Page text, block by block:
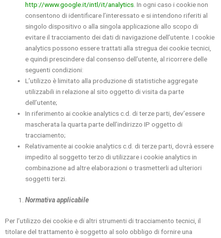
http://www.google.it/intl/it/analytics . In ogni caso i cookie non
consentono di identificare l’interessato e si intendono riferiti al
singolo dispositivo o alla singola applicazione allo scopo di
evitare il tracciamento dei dati di navigazione dell’utente. I cookie
analytics possono essere trattati alla stregua dei cookie tecnici,
e quindi prescindere dal consenso dell’utente, al ricorrere delle
seguenti condizioni:
L’utilizzo è limitato alla produzione di statistiche aggregate
utilizzabili in relazione al sito oggetto di visita da parte
dell’utente;
In riferimento ai cookie analytics c.d. di terze parti, dev’essere
mascherata la quarta parte dell’indirizzo IP oggetto di
tracciamento;
Relativamente ai cookie analytics c.d. di terze parti, dovrà essere
impedito al soggetto terzo di utilizzare i cookie analytics in
combinazione ad altre elaborazioni o trasmetterli ad ulteriori
soggetti terzi.
Normativa applicabile
Per l’utilizzo dei cookie e di altri strumenti di tracciamento tecnici, il
titolare del trattamento è soggetto al solo obbligo di fornire una